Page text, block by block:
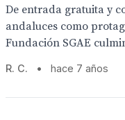
De entrada gratuita y
andaluces como
Fundación SGAE
R. C. • hace 7 años